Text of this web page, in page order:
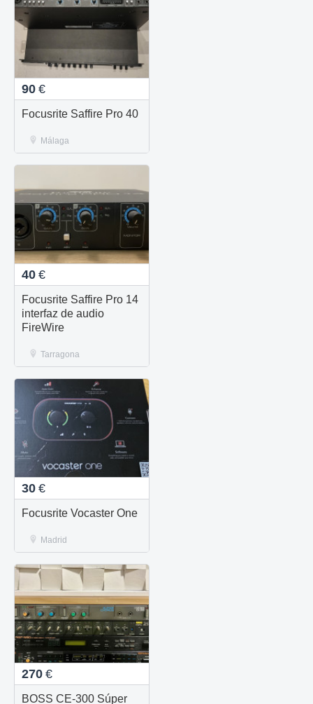
90 €
Focusrite Saffire Pro 40
Málaga
40 €
Focusrite Saffire Pro 14
interfaz de audio
FireWire
Tarragona
30 €
Focusrite Vocaster One
Madrid
270 €
BOSS CE-300 Súper